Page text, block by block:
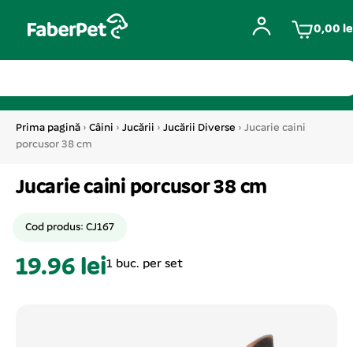
0,00
Prima pagină › Câini › Jucării › Jucării Diverse › Jucarie caini
porcusor 38 cm
Jucarie caini porcusor 38 cm
Cod produs: CJ167
19.96 lei1 buc. per set